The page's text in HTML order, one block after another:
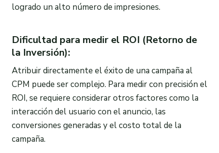
logrado un alto número de impresiones.
Dificultad para medir el ROI (Retorno de
la Inversión):
Atribuir directamente el éxito de una campaña al
CPM puede ser complejo. Para medir con precisión el
ROI, se requiere considerar otros factores como la
interacción del usuario con el anuncio, las
conversiones generadas y el costo total de la
campaña.